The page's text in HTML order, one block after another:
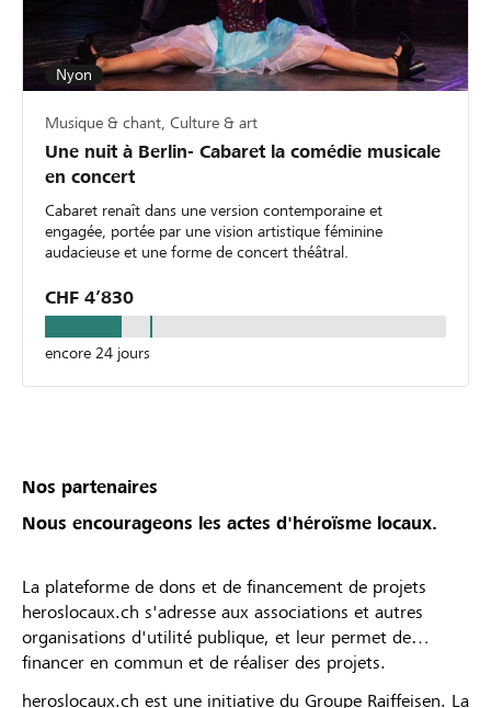
Nyon
Musique & chant, Culture & art
Une nuit à Berlin- Cabaret la comédie musicale
en concert
Cabaret renaît dans une version contemporaine et
engagée, portée par une vision artistique féminine
audacieuse et une forme de concert théâtral.
CHF 4’830
encore 24 jours
Nos partenaires
Nous encourageons les actes d'héroïsme locaux.
La plateforme de dons et de financement de projets
heroslocaux.ch s'adresse aux associations et autres
organisations d'utilité publique, et leur permet de
financer en commun et de réaliser des projets.
heroslocaux.ch est une initiative du Groupe Raiffeisen. La